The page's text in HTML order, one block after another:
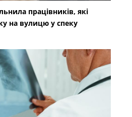
працівників, які
на вулицю у спеку